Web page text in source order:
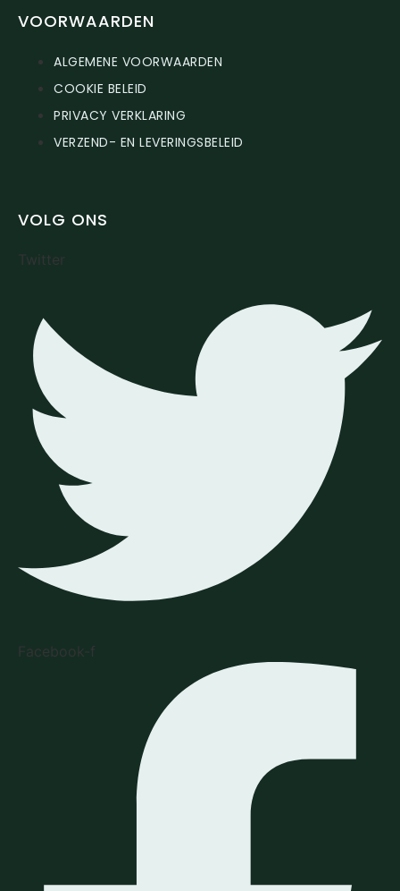
VOORWAARDEN
ALGEMENE VOORWAARDEN
COOKIE BELEID
PRIVACY VERKLARING
VERZEND- EN LEVERINGSBELEID
VOLG ONS
Twitter
Facebook-f